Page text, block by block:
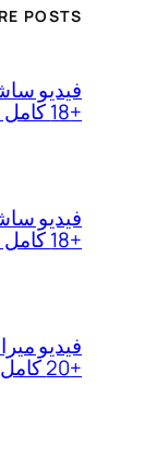
POSTS
فيديو
+18 كامل بجودة عالية
فيديو
+18 كامل بدقة عالية
فيديو
+20 كامل بجودة عالية